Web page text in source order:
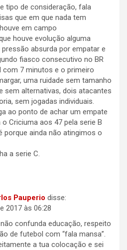
tipo de consideração, fala
que em que nada tem
em campo
houve evolução alguma
absurda por empatar e
fiasco consecutivo no BR
com 7 minutos e o primeiro
uma ruidade sem tamanho
sem alternativas, dois atacantes
sem jogadas individuais.
ao ponto de achar um empate
Criciuma aos 47 pela serie B
porque ainda não atingimos o
a serie C.
Pauperio disse:
2017 às 06:28
confunda educação, respeito
de futebol com “fala mansa”.
a tua colocação e sei